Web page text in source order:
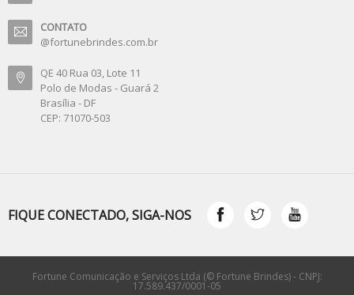
CONTATO
@fortunebrindes.com.br
QE 40 Rua 03, Lote 11
Polo de Modas - Guará 2
Brasília - DF
CEP: 71070-503
FIQUE CONECTADO, SIGA-NOS
Fortune Comunicação e Serviços Ltda (© Fortune Brindes) - CNPJ:
17.589.437/0001-05